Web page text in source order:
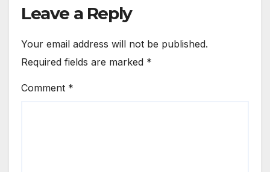
Leave a Reply
Your email address will not be published.
Required fields are marked *
Comment *